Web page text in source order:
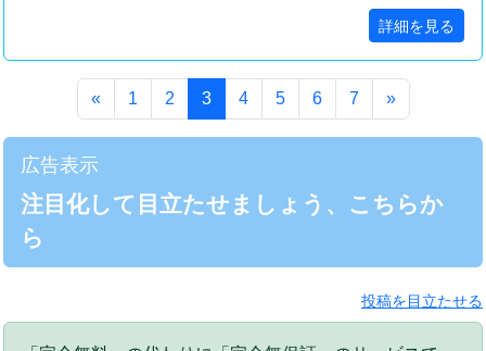
詳細を見る
« 1 2 3(このページ)
4 5 6 7 »
広告表示
注目化して目立たせましょう、こちらか
ら
投稿を目立たせる